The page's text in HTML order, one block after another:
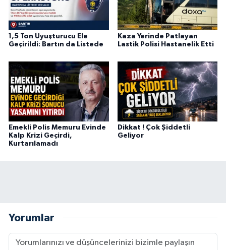
1,5 Ton Uyuşturucu Ele
Geçirildi: Bartın da Listede
Kaza Yerinde Patlayan
Lastik Polisi Hastanelik Etti
Emekli Polis Memuru Evinde
Kalp Krizi Geçirdi,
Kurtarılamadı
Dikkat ! Çok Şiddetli
Geliyor
Yorumlar